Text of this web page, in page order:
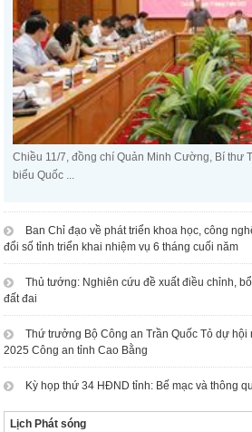
Chiều 11/7, đồng chí Quản Minh Cường, Bí thư
biểu Quốc ...
Ban Chỉ đạo về phát triển khoa học, công
đổi số tỉnh triển khai nhiệm vụ 6 tháng cuối năm
Thủ tướng: Nghiên cứu đề xuất điều chỉnh,
đất đai
Thứ trưởng Bộ Công an Trần Quốc Tỏ dự
2025 Công an tỉnh Cao Bằng
Kỳ họp thứ 34 HĐND tỉnh: Bế mạc và thông
Lịch Phát sóng